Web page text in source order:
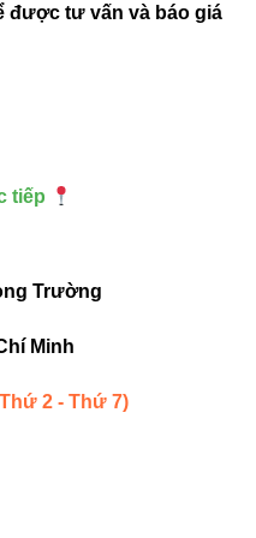
nhánh 3
Trung
theo nhiều hướng một
(chuẩn kỹ
để đảm bảo an toàn.
ray cần kết nối.
được tư vấn và báo giá
tiếp
Trường
Minh
2 - Thứ 7)